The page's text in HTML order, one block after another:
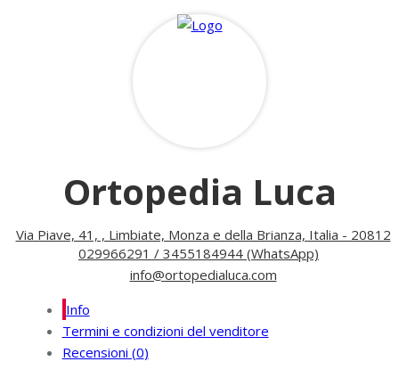
Ortopedia Luca
Via Piave, 41, , Limbiate, Monza e della Brianza, Italia - 20812
029966291 / 3455184944 (WhatsApp)
info@ortopedialuca.com
Info
Termini e condizioni del venditore
Recensioni (0)